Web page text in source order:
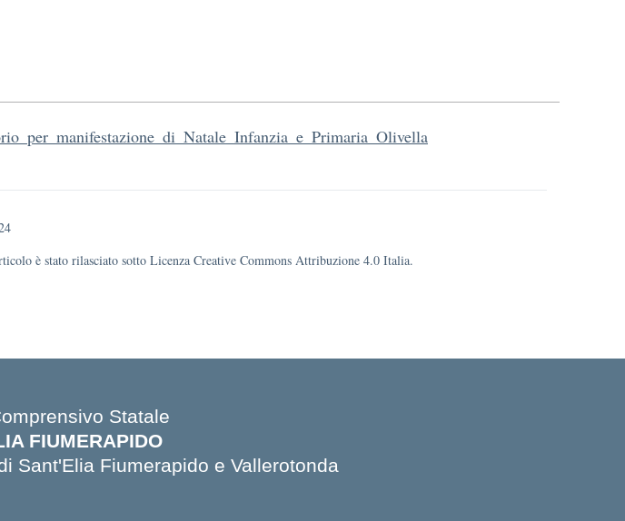
è stato rilasciato sotto Licenza Creative Commons Attribuzione 4.0 Italia.
Statale
FIUMERAPIDO
Sant'Elia Fiumerapido e Vallerotonda